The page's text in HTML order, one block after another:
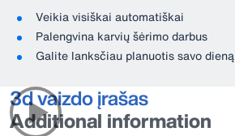
Veikia visiškai automatiškai
Palengvina karvių šėrimo darbus
Galite lanksčiau planuotis savo dieną
3d vaizdo įrašas
Additional information